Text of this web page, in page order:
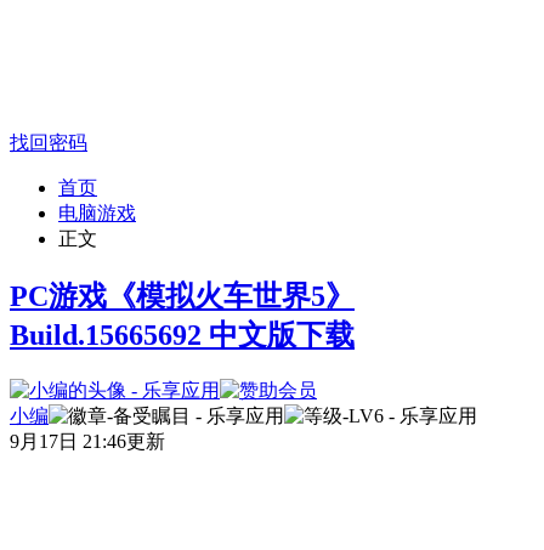
找回密码
首页
电脑游戏
正文
PC游戏《模拟火车世界5》
Build.15665692 中文版下载
小编
9月17日 21:46更新